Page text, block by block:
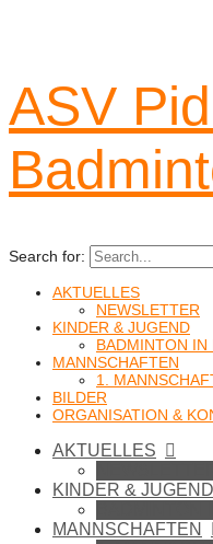
ASV
Search for:
AKTUELLES
NEWSLETTER
KINDER & JUGEND
BADMINTON IN
MANNSCHAFTEN
1.
BILDER
ORGANISATION &
AKTUELLES
KINDER & JUGEND
MANNSCHAFTEN